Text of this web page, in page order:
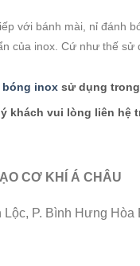
với bánh mài, nỉ đánh
của inox. Cứ như thế sử
bóng inox sử dụng
khách vui lòng liên hệ
CƠ KHÍ Á CHÂU
P. Bình Hưng Hòa